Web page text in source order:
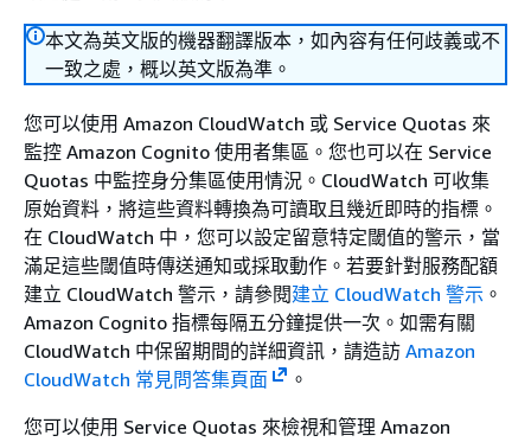
本文為英文版的機器翻譯版本，如內容有任何歧義或不
一致之處，概以英文版為準。
您可以使用 Amazon CloudWatch 或 Service Quotas 來
監控 Amazon Cognito 使用者集區。您也可以在 Service
Quotas 中監控身分集區使用情況。CloudWatch 可收集
原始資料，將這些資料轉換為可讀取且幾近即時的指標。
在 CloudWatch 中，您可以設定留意特定閾值的警示，當
滿足這些閾值時傳送通知或採取動作。若要針對服務配額
建立 CloudWatch 警示，請參閱建立 CloudWatch 警示 。
Amazon Cognito 指標每隔五分鐘提供一次。如需有關
CloudWatch 中保留期間的詳細資訊，請造訪 Amazon
CloudWatch 常見問答集頁面
。
您可以使用 Service Quotas 來檢視和管理 Amazon